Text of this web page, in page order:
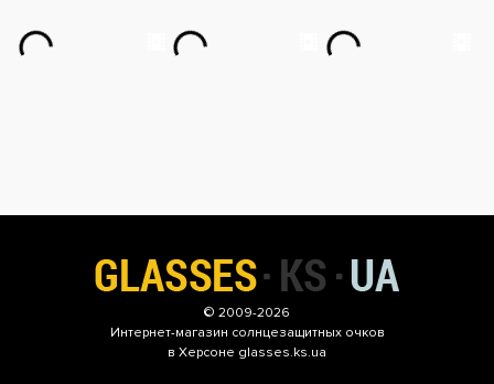
© 2009-2026
Интернет-магазин солнцезащитных очков
в Херсоне glasses.ks.ua